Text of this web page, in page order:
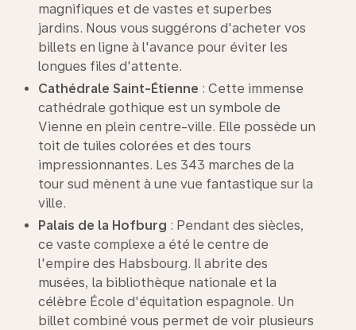
magnifiques et de vastes et superbes
jardins. Nous vous suggérons d'acheter vos
billets en ligne à l'avance pour éviter les
longues files d'attente.
Cathédrale Saint-Étienne : Cette immense
cathédrale gothique est un symbole de
Vienne en plein centre-ville. Elle possède un
toit de tuiles colorées et des tours
impressionnantes. Les 343 marches de la
tour sud mènent à une vue fantastique sur la
ville.
Palais de la Hofburg : Pendant des siècles,
ce vaste complexe a été le centre de
l'empire des Habsbourg. Il abrite des
musées, la bibliothèque nationale et la
célèbre École d'équitation espagnole. Un
billet combiné vous permet de voir plusieurs